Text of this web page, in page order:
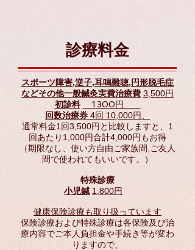
診療料金
スポーツ障害,逆子,耳鳴難聴,円形脱毛症
などその他一般鍼灸実費治療費 3,500円
初診料
1.300円
回数治療券 4回 10,000円、
通常料金1回3,500円と比較しますと、1
回あたり1,000円合計4,000円もお得
（期限なし、使い方自由ご家族間,ご友人
間で使われてもいいです。）
特殊診療
小児鍼 1,800円
健康保険診療も取り扱っています
保険診療および特殊診療は各保険及び治
療内容でご本人負担金や手続き等が変わ
りますので、